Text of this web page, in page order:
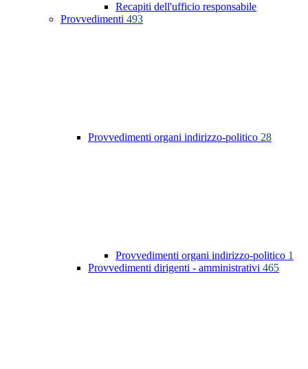
Recapiti dell'ufficio responsabile
Provvedimenti 493
Provvedimenti organi indirizzo-politico 28
Provvedimenti organi indirizzo-politico 1
Provvedimenti dirigenti - amministrativi 465